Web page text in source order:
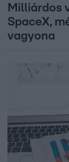
Milliárdos
SpaceX,
vagyona